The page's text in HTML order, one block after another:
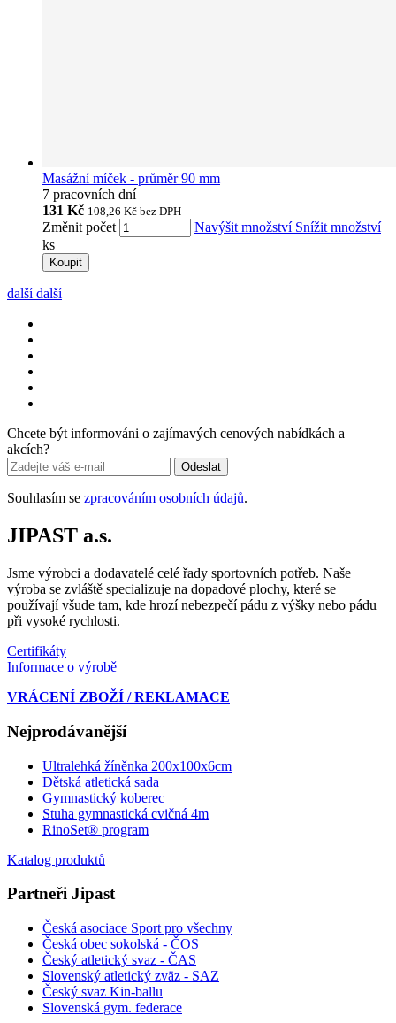
Masážní míček - průměr 90 mm
7 pracovních dní
131 Kč 108,26 Kč bez DPH
Změnit počet Navýšit množství Snížit množství
ks
Koupit
další další
Chcete být informováni o zajímavých cenových nabídkách a
akcích?
Odeslat
Souhlasím se zpracováním osobních údajů.
JIPAST a.s.
Jsme výrobci a dodavatelé celé řady sportovních potřeb. Naše
výroba se zvláště specializuje na dopadové plochy, které se
používají všude tam, kde hrozí nebezpečí pádu z výšky nebo pádu
při vysoké rychlosti.
Certifikáty
Informace o výrobě
VRÁCENÍ ZBOŽÍ / REKLAMACE
Nejprodávanější
Ultralehká žíněnka 200x100x6cm
Dětská atletická sada
Gymnastický koberec
Stuha gymnastická cvičná 4m
RinoSet® program
Katalog produktů
Partneři Jipast
Česká asociace Sport pro všechny
Česká obec sokolská - ČOS
Český atletický svaz - ČAS
Slovenský atletický zväz - SAZ
Český svaz Kin-ballu
Slovenská gym. federace